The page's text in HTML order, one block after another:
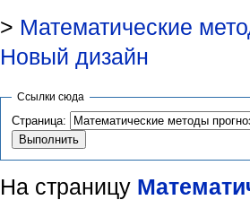
> Математические
Новый дизайн
Ссылки сюда
Страница:
На страницу